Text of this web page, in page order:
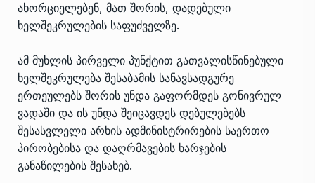
ახორციელებენ, მათ შორის, დადებული
ხელშეკრულების საფუძველზე.
ამ მუხლის პირველი პუნქტით გათვალისწინებული
ხელშეკრულება შესაბამის სანავსადგურე
ერთეულებს შორის უნდა გაფორმდეს გონივრულ
ვადაში და ის უნდა შეიცავდეს დებულებებს
შესასვლელი არხის ადმინისტრირების საერთო
პირობებისა და დაღრმავების ხარჯების
განაწილების შესახებ.